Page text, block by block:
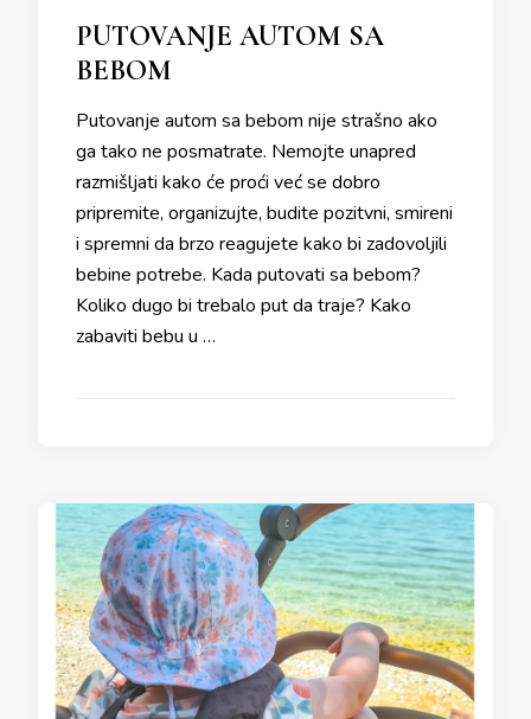
PUTOVANJE AUTOM SA
BEBOM
Putovanje autom sa bebom nije strašno ako
ga tako ne posmatrate. Nemojte unapred
razmišljati kako će proći već se dobro
pripremite, organizujte, budite pozitvni, smireni
i spremni da brzo reagujete kako bi zadovoljili
bebine potrebe. Kada putovati sa bebom?
Koliko dugo bi trebalo put da traje? Kako
zabaviti bebu u …